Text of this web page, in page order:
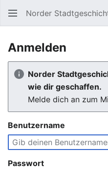
Norder
Anmelden
Norder
wie dir geschaffen.
Melde dich an zum
Benutzername
Passwort